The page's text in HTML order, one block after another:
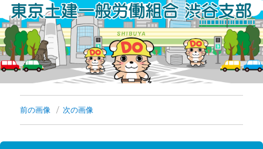
ン
テ
ン
ツ
キ
前の画像 次の画像